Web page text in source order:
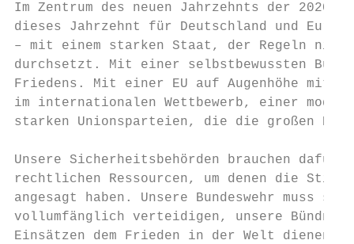
Im Zentrum des neuen Jahrzehnts der
dieses Jahrzehnt für Deutschland und
– mit einem starken Staat, der Regeln
durchsetzt. Mit einer selbstbewussten
Friedens. Mit einer EU auf Augenhöhe mit
im internationalen Wettbewerb, einer
starken Unionsparteien, die die großen
Unsere Sicherheitsbehörden brauchen
rechtlichen Ressourcen, um denen die
angesagt haben. Unsere Bundeswehr muss
vollumfänglich verteidigen, unsere
Einsätzen dem Frieden in der Welt dienen